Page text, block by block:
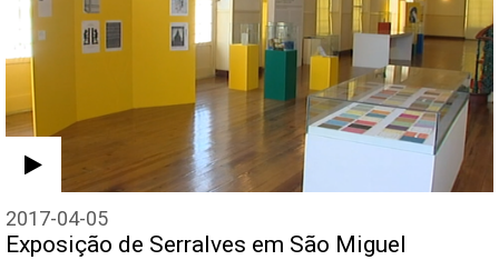
2017-04-05
Exposição de Serralves em São Miguel